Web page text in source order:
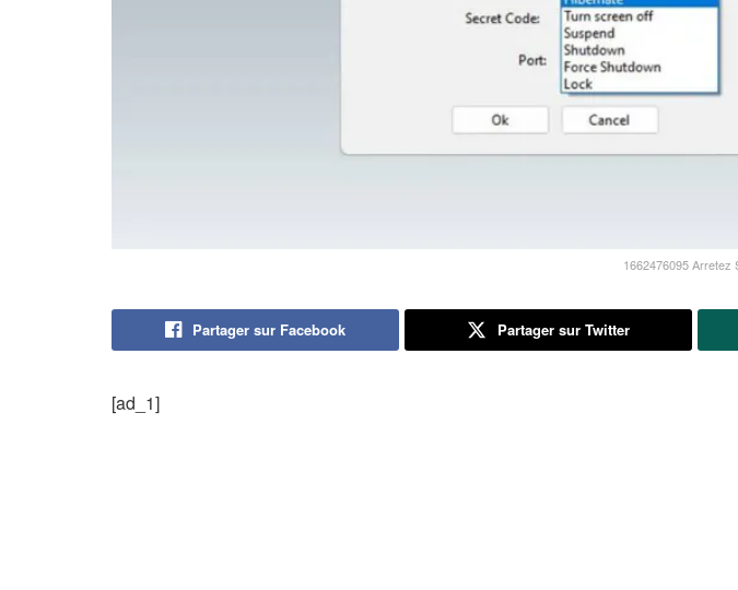
1662476095 Arretez
Partager sur Facebook Partager sur Twitter
[ad_1]